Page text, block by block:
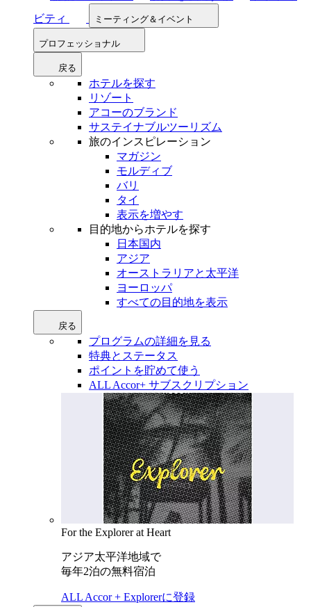
ビティ
ミーティング＆イベント
プロフェッショナル
戻る
ホテルを探す
リゾート
アコーのブランド
サステイナブルツーリズム
旅のインスピレーション
マガジン
モルディブ
バリ
タイ
表示を増やす
目的地からホテルを探す
日本国内
アジア
オーストラリアと太平洋
ヨーロッパ
すべての目的地を表示
戻る
プログラムの詳細を見る
特典とステータス
ポイントを貯めて使う
ALL Accor+ サブスクリプション
For the Explorer at Heart
アジア太平洋地域で
毎年2泊の無料宿泊
ALL Accor + Explorerに登録